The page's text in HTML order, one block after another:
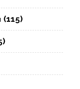
(115)